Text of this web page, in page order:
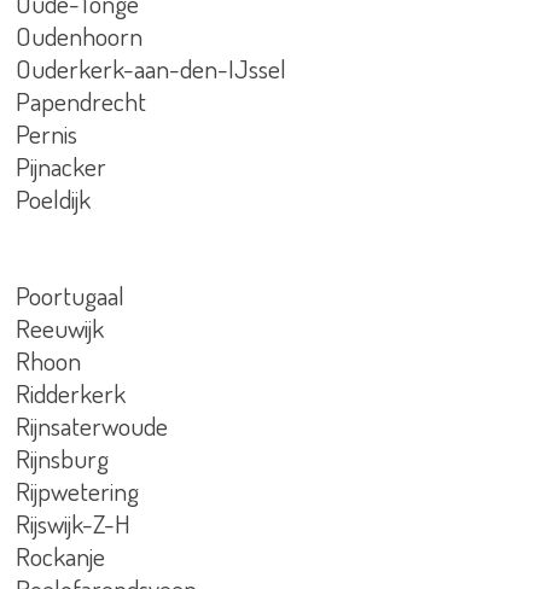
Oudenhoorn
Ouderkerk-aan-den-IJssel
Papendrecht
Pernis
Pijnacker
Poeldijk
Poortugaal
Reeuwijk
Rhoon
Ridderkerk
Rijnsaterwoude
Rijnsburg
Rijpwetering
Rijswijk-Z-H
Rockanje